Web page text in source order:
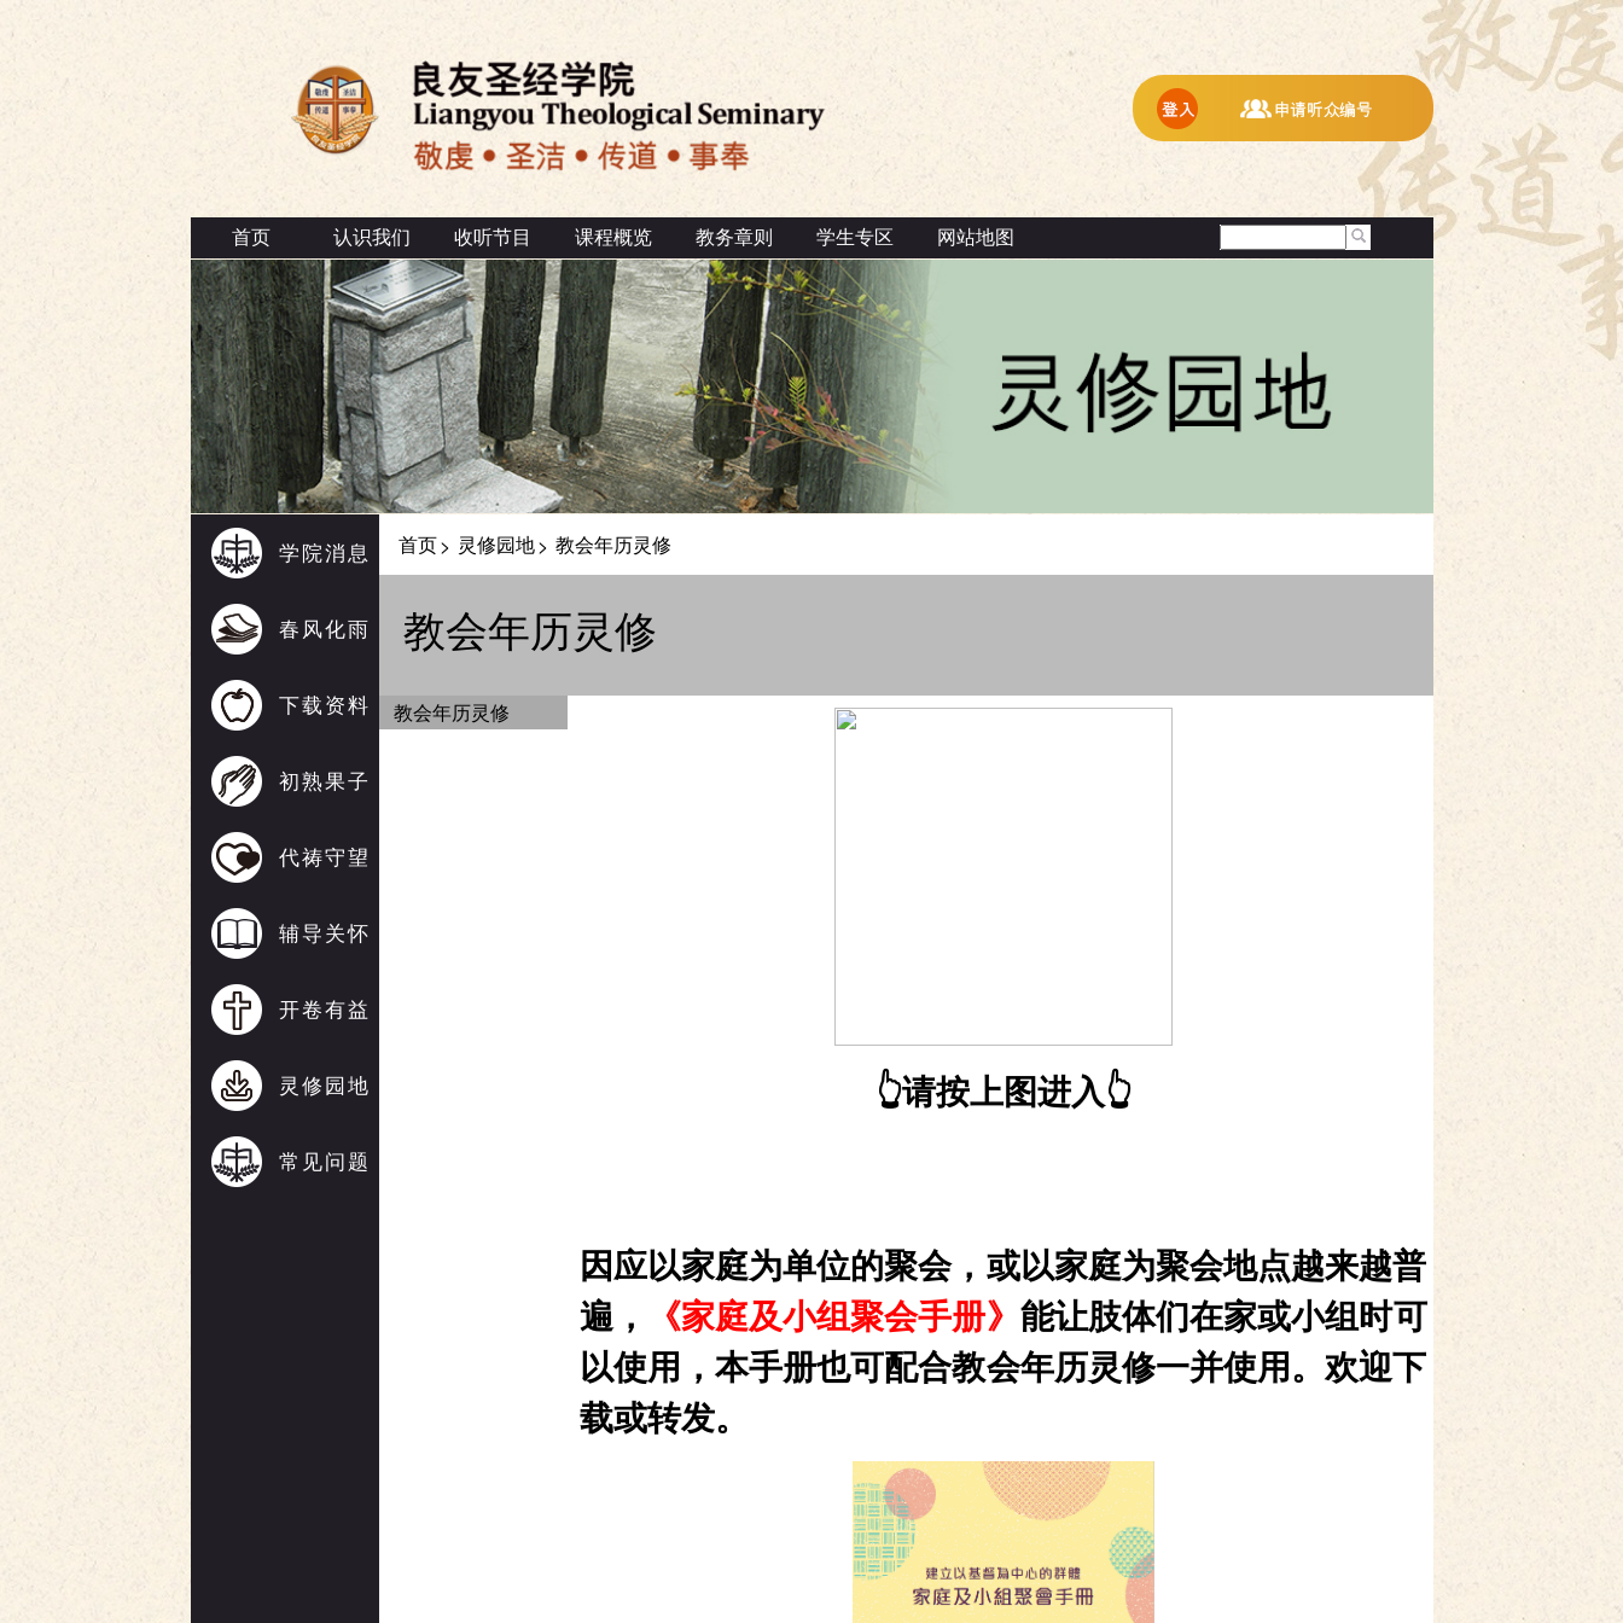
首页 认识我们 收听节目 课程概览 教务章则 学生专区 网站地图
学院消息
春风化雨
下载资料
初熟果子
代祷守望
辅导关怀
开卷有益
灵修园地
常见问题
首页> 灵修园地> 教会年历灵修
教会年历灵修
教会年历灵修
👆️请按上图进入👆️
因应以家庭为单位的聚会，或以家庭为聚会地点越来越普
遍，
《家庭及小组聚会手册》 能让肢体们在家或小组时可
以使用，本手册也可配合教会年历灵修一并使用。欢迎下
载或转发。